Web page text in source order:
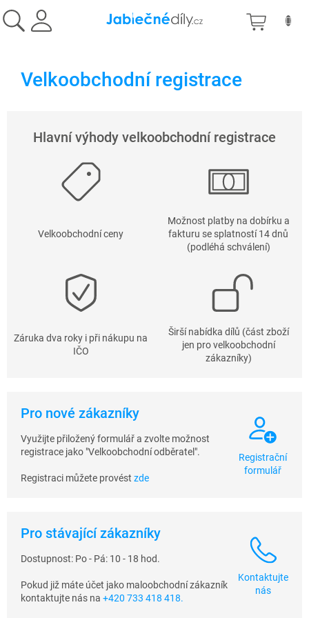
na
obsah
Velkoobchodní registrace
Hlavní výhody velkoobchodní registrace
Velkoobchodní ceny
Možnost platby na dobírku a
fakturu se splatností 14 dnů
(podléhá schválení)
Záruka dva roky i při nákupu na
IČO
Širší nabídka dílů (část zboží
jen pro velkoobchodní
zákazníky)
Pro nové zákazníky
Využijte přiložený formulář a zvolte možnost
registrace jako "Velkoobchodní odběratel".
Registraci můžete provést zde
Registrační
formulář
Pro stávající zákazníky
Dostupnost: Po - Pá: 10 - 18 hod.
Pokud již máte účet jako maloobchodní zákazník
kontaktujte nás na +420 733 418 418.
Kontaktujte
nás